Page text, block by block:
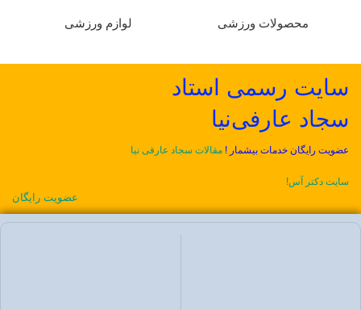
محصولات ورزشی لوازم ورزشی
سایت رسمی استاد
سجاد عارفی‌نیا
عضویت رایگان خدمات بیشمار ! مقالات سجاد عارفی نیا
سایت دکتر آس!
عضویت رایگان